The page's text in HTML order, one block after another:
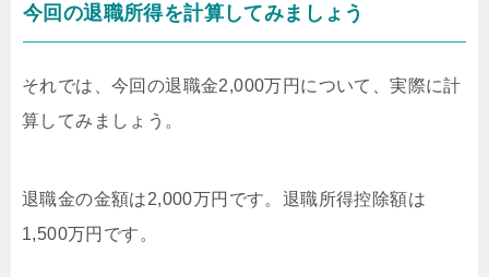
今回の退職所得を計算してみましょう
それでは、今回の退職金2,000万円について、実際に計
算してみましょう。
退職金の金額は2,000万円です。退職所得控除額は
1,500万円です。